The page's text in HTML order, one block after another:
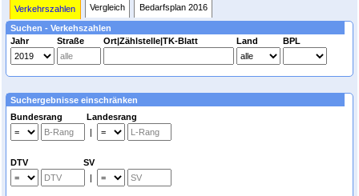
Verkehrszahlen Vergleich Bedarfsplan 2016
Suchen - Verkehszahlen
Jahr
Straße Ort|Zählstelle|TK-Blatt Land BPL
Suchergebnisse einschränken
Bundesrang Landesrang
|
DTV SV
|